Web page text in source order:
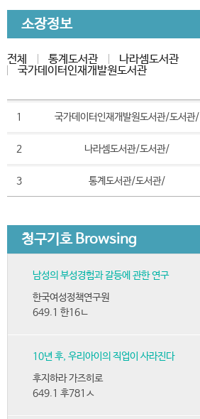
소장정보
전체 통계도서관
나라셈도서관
국가데이터인재개발원도서관
1 국가데이터인재개발원도서관/도서관/
2 나라셈도서관/도서관/
3 통계도서관/도서관/
청구기호 Browsing
남성의 부성경험과 갈등에 관한 연구
한국여성정책연구원
649.1 한16ㄴ
10년 후, 우리아이의 직업이 사라진다
후지하라 가즈히로
649.1 후781ㅅ